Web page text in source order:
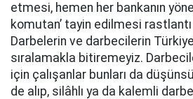
etmesi, hemen her bankanın
komutan’ tayin edilmesi rastlantı
Darbelerin ve darbecilerin
sıralamakla bitiremeyiz.
için çalışanlar bunları da
de alıp, silâhlı ya da kalemli